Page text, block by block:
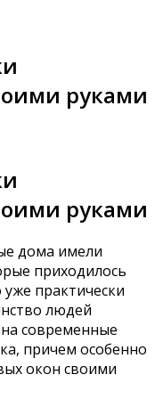
руками
руками
дома имели
приходилось
уже практически
людей
современные
причем особенно
окон своими